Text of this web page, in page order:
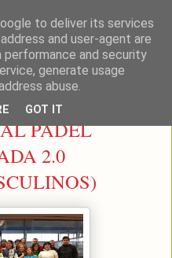
PADEL
2.0
to deliver its services
and user-agent are
performance and security
generate usage
abuse.
GOT IT